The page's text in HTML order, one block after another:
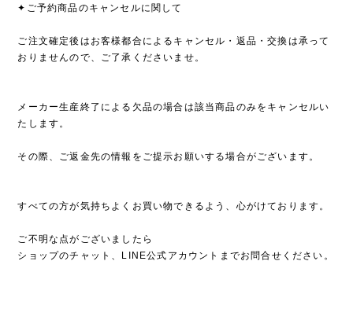
✦ご予約商品のキャンセルに関して
ご注文確定後はお客様都合によるキャンセル・返品・交換は承って
おりませんので、ご了承くださいませ。
メーカー生産終了による欠品の場合は該当商品のみをキャンセルい
たします。
その際、ご返金先の情報をご提示お願いする場合がございます。
すべての方が気持ちよくお買い物できるよう、心がけております。
ご不明な点がございましたら
ショップのチャット、LINE公式アカウントまでお問合せください。